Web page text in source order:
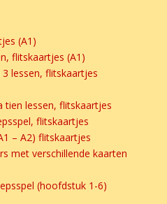
(A1)
flitskaartjes (A1)
lessen, flitskaartjes
lessen, flitskaartjes
flitskaartjes
– A2) flitskaartjes
met verschillende kaarten
(hoofdstuk 1-6)